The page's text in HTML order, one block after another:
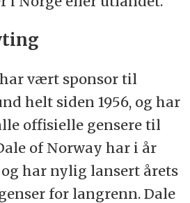
vært sponsor til
helt siden 1956, og har
offisielle gensere til
of Norway har i år
har nylig lansert årets
for langrenn. Dale